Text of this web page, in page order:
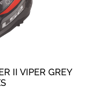
II VIPER GREY